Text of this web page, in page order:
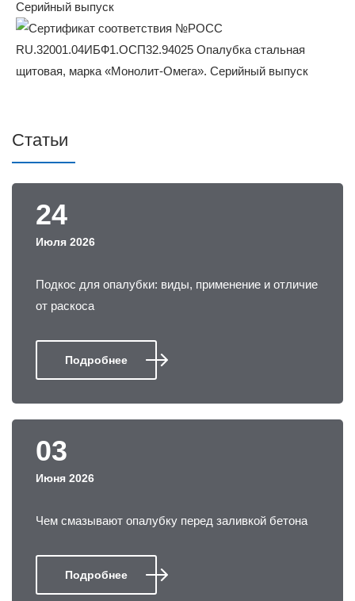
Статьи
24
Июля 2026
Подкос для опалубки: виды, применение и отличие
от раскоса
Подробнее
03
Июня 2026
Чем смазывают опалубку перед заливкой бетона
Подробнее